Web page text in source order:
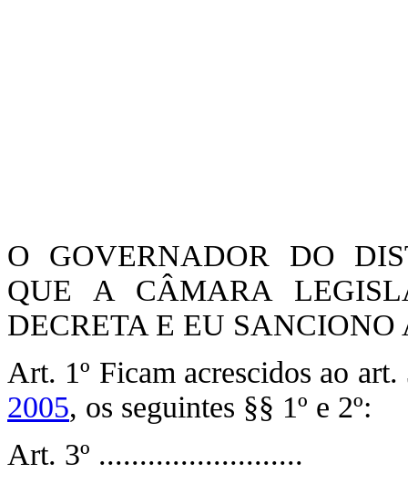
O GOVERNADOR DO
QUE A CÂMARA
DECRETA E EU
Art. 1º Ficam acrescidos ao
2005, os seguintes §§ 1º e 2º:
Art. 3º .........................